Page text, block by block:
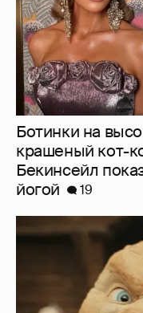
Нулевой
юмор": в сети